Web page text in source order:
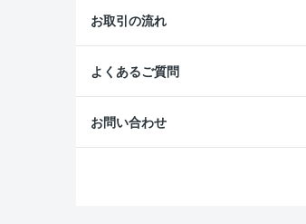
お取引の流れ
よくあるご質問
お問い合わせ